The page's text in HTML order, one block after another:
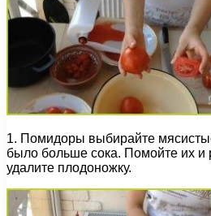
1. Помидоры выбирайте
было больше сока. Помойте их и
удалите плодоножку.